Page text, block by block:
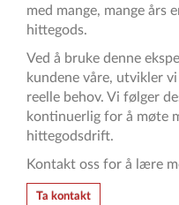
med mange, mange års
hittegods.
Ved å bruke denne
kundene våre, utvikler
reelle behov. Vi følger
kontinuerlig for å møte
hittegodsdrift.
Kontakt oss for å lære
Ta kontakt